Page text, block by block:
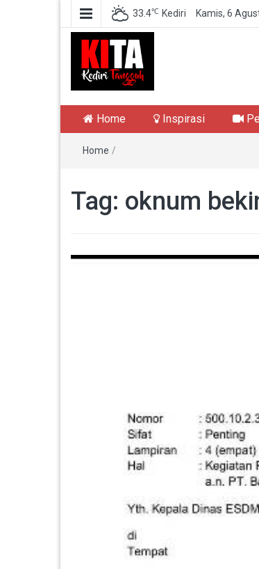
33.4℃ Kediri Kamis, 6
Kediri Tangguh
Home Inspirasi
Home /
Tag: oknum